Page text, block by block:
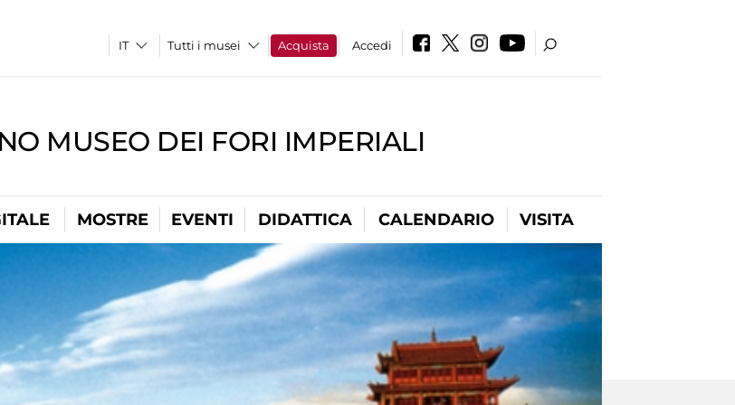
Tutti i musei Acquista Accedi
MUSEO DEI FORI IMPERIALI
MOSTRE EVENTI DIDATTICA CALENDARIO VISITA